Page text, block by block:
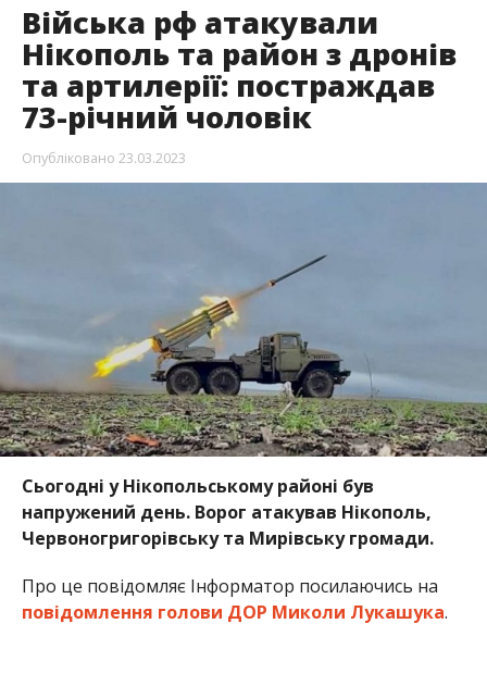
Війська рф атакували
Нікополь та район з дронів
та артилерії: постраждав
73-річний чоловік
Опубліковано 23.03.2023
Сьогодні у Нікопольському районі був
напружений день. Ворог атакував Нікополь,
Червоногригорівську та Мирівську громади.
Про це повідомляє Інформатор посилаючись на
повідомлення голови ДОР Миколи Лукашука.